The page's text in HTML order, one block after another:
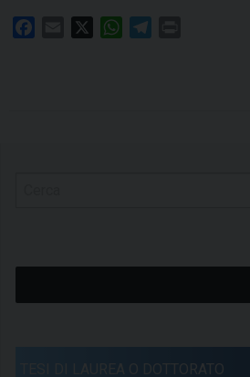
W
TESI DI LAUREA O DOTTORATO